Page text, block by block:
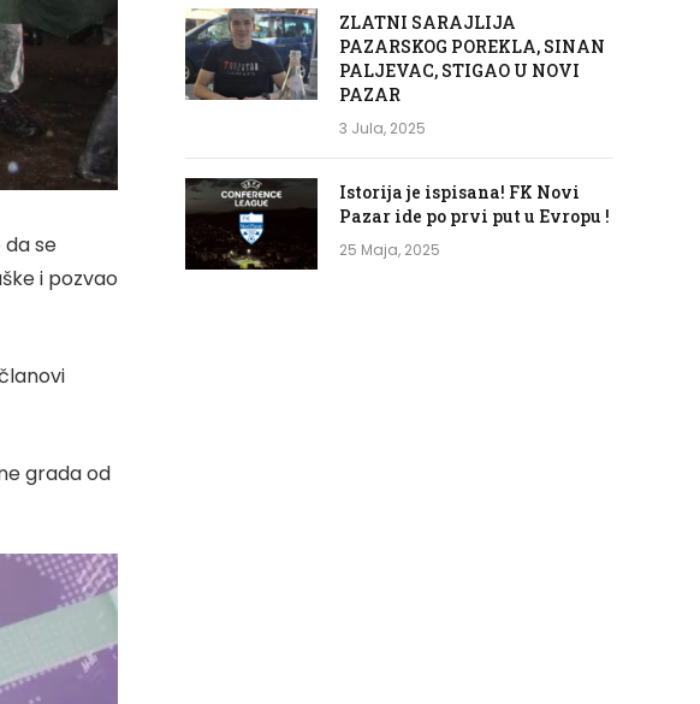
da se
i pozvao
grada od
ZLATNI SARAJLIJA
PAZARSKOG POREKLA, SINAN
PALJEVAC, STIGAO U NOVI
PAZAR
3 Jula, 2025
Istorija je ispisana! FK Novi
Pazar ide po prvi put u Evropu !
25 Maja, 2025